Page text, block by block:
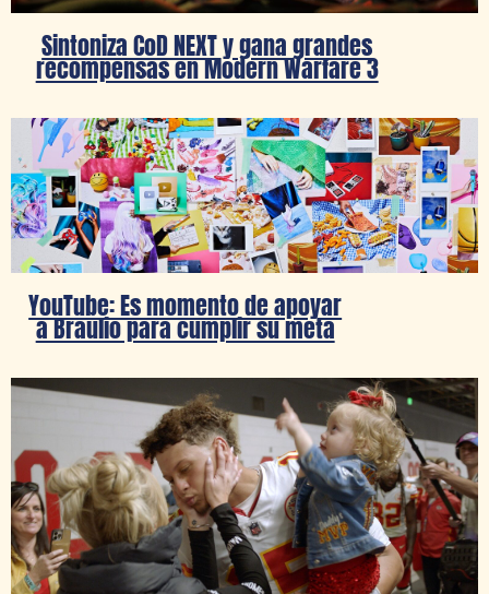
Sintoniza CoD NEXT y gana grandes
recompensas en Modern Warfare 3
YouTube: Es momento de apoyar
a Braulio para cumplir su meta